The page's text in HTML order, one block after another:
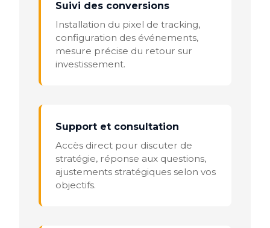
Suivi des conversions
Installation du pixel de tracking,
configuration des événements,
mesure précise du retour sur
investissement.
Support et consultation
Accès direct pour discuter de
stratégie, réponse aux questions,
ajustements stratégiques selon vos
objectifs.